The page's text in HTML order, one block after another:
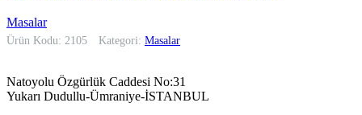
Masalar
Ürün Kodu: 2105 Kategori: Masalar
Natoyolu Özgürlük Caddesi No:31
Yukarı Dudullu-Ümraniye-İSTANBUL